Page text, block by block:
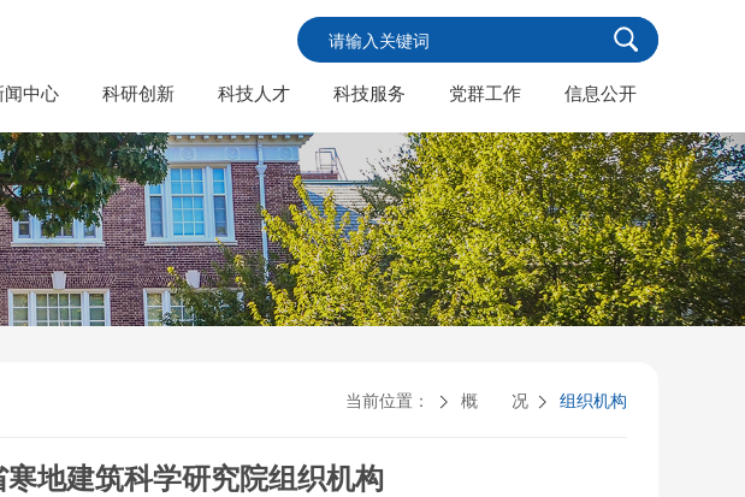
闻中心 科研创新 科技人才 科技服务 党群工作 信息公开
当前位置： 概 况 组织机构
寒地建筑科学研究院组织机构